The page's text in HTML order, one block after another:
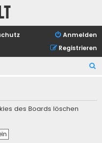
Anmelden
Registrieren
h
des Boards löschen